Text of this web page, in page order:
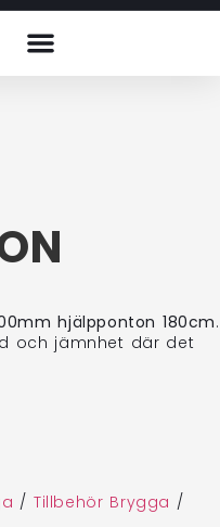
hjälpponton 180cm.
och jämnhet där det
/Tillbehör Brygga /